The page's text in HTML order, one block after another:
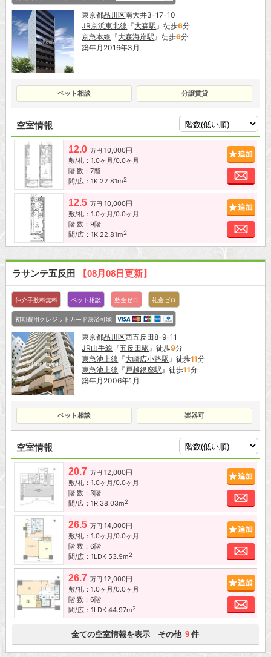
東京都品川区南大井3-17-10
JR京浜東北線 『大森駅』徒歩6分
京急本線 『大森海岸駅』徒歩6分
築年月2016年3月
ペット相談 分譲賃貸
空室情報
12.0 万円 10,000円
敷/礼：1.0ヶ月/0.0ヶ月
階 数：7階
間/広：1K 22.81m2
お
12.5 万円 10,000円
敷/礼：1.0ヶ月/0.0ヶ月
階 数：9階
間/広：1K 22.81m2
お
ラサンテ五反田 【08月08日更新】
仲介手数料無料 ペット相談 敷金ゼロ 礼金ゼロ
初期費用クレジットカード決済可能
東京都品川区西五反田8-9-11
JR山手線 『五反田駅』徒歩9分
東急池上線 『大崎広小路駅』徒歩11分
東急池上線 『 戸越銀座駅』徒歩11分
築年月2006年1月
ペット相談 楽器可
空室情報
20.7 万円 12,000円
敷/礼：1.0ヶ月/0.0ヶ月
階 数：3階
間/広：1R 38.03m2
お
26.5 万円 14,000円
敷/礼：1.0ヶ月/0.0ヶ月
階 数：6階
間/広：1LDK 53.9m2
お
26.7 万円 12,000円
敷/礼：1.0ヶ月/0.0ヶ月
階 数：6階
間/広：1LDK 44.97m2
お
全ての空室情報を表示 その他 9 件